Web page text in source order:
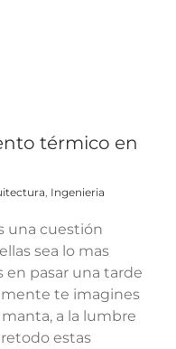
térmico en
Ingenieria
una cuestión
sea lo mas
en pasar una tarde
te imagines
a la lumbre
estas